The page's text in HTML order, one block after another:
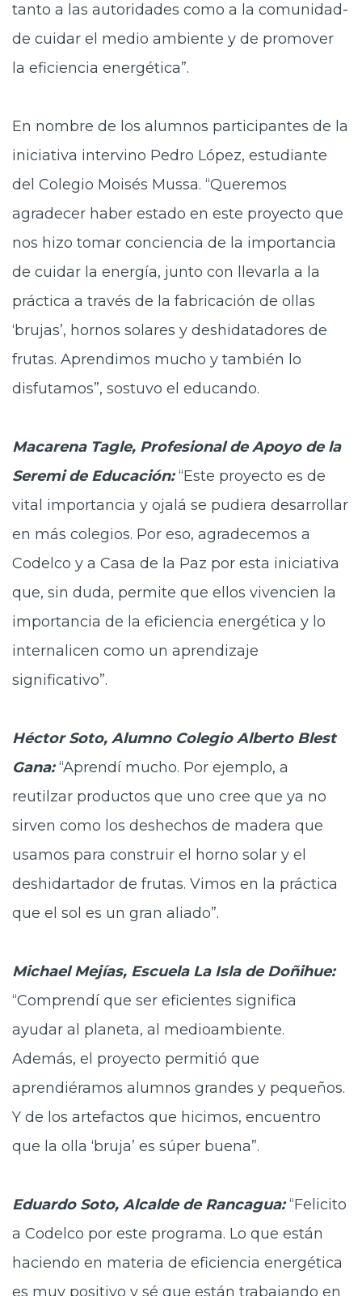
tanto a las autoridades como a la comunidad-
de cuidar el medio ambiente y de promover
la eficiencia energética”.
En nombre de los alumnos participantes de la
iniciativa intervino Pedro López, estudiante
del Colegio Moisés Mussa. “Queremos
agradecer haber estado en este proyecto que
nos hizo tomar conciencia de la importancia
de cuidar la energía, junto con llevarla a la
práctica a través de la fabricación de ollas
‘brujas’, hornos solares y deshidatadores de
frutas. Aprendimos mucho y también lo
disfutamos”, sostuvo el educando.
Macarena Tagle, Profesional de Apoyo de la
Seremi de Educación:“Este proyecto es de
vital importancia y ojalá se pudiera desarrollar
en más colegios. Por eso, agradecemos a
Codelco y a Casa de la Paz por esta iniciativa
que, sin duda, permite que ellos vivencien la
importancia de la eficiencia energética y lo
internalicen como un aprendizaje
significativo”.
Héctor Soto, Alumno Colegio Alberto Blest
Gana:“Aprendí mucho. Por ejemplo, a
reutilzar productos que uno cree que ya no
sirven como los deshechos de madera que
usamos para construir el horno solar y el
deshidartador de frutas. Vimos en la práctica
que el sol es un gran aliado”.
Michael Mejías, Escuela La Isla de Doñihue:
“Comprendí que ser eficientes significa
ayudar al planeta, al medioambiente.
Además, el proyecto permitió que
aprendiéramos alumnos grandes y pequeños.
Y de los artefactos que hicimos, encuentro
que la olla ‘bruja’ es súper buena”.
Eduardo Soto, Alcalde de Rancagua:“Felicito
a Codelco por este programa. Lo que están
haciendo en materia de eficiencia energética
es muy positivo y sé que están trabajando en